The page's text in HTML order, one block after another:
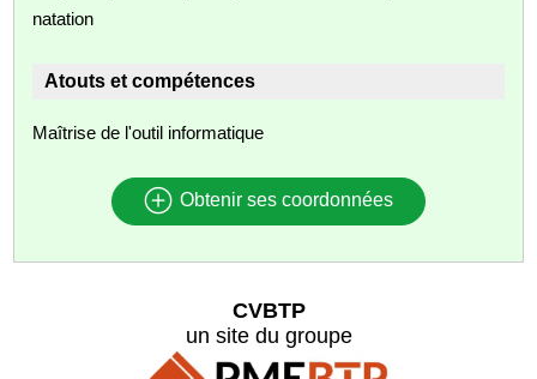
natation
Atouts et compétences
Maîtrise de l'outil informatique
Obtenir ses coordonnées
CVBTP
un site du groupe